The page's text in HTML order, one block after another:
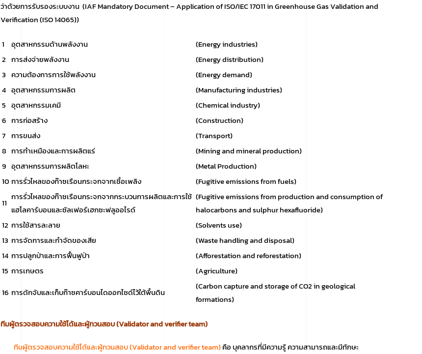
ว่าด้วยการรับรองระบบงาน (IAF Mandatory Document – Application of ISO/IEC 17011 in Greenhouse Gas Validation and
Verification (ISO 14065))
1 อุตสาหกรรมด้านพลังงาน
(Energy industries)
2 การส่งจ่ายพลังงาน
(Energy distribution)
3 ความต้องการการใช้พลังงาน
(Energy demand)
4 อุตสาหกรรมการผลิต
(Manufacturing industries)
5 อุตสาหกรรมเคมี
(Chemical industry)
6 การก่อสร้าง
(Construction)
7 การขนส่ง
(Transport)
8 การทำเหมืองและการผลิตแร่
(Mining and mineral production)
9 อุตสาหกรรมการผลิตโลหะ
(Metal Production)
10การรั่วไหลของก๊าซเรือนกระจกจากเชื้อเพลิง
(Fugitive emissions from fuels)
11
การรั่วไหลของก๊าซเรือนกระจกจากกระบวนการผลิตและการใช้
แฮโลคาร์บอนและซัลเฟอร์เฮกซะฟลูออไรด์
(Fugitive emissions from production and consumption of
halocarbons and sulphur hexafluoride)
12 การใช้สารละลาย
(Solvents use)
13 การจัดการและกำจัดของเสีย
(Waste handling and disposal)
14 การปลูกป่าและการฟื้นฟูป่า
(Afforestation and reforestation)
15 การเกษตร
(Agriculture)
16 การดักจับและเก็บก๊าซคาร์บอนไดออกไซด์ไว้ใต้พื้นดิน
(Carbon capture and storage of CO2 in geological
formations)
ทีมผู้ตรวจสอบความใช้ได้และผู้ทวนสอบ (Validator and verifier team)
ทีมผู้ตรวจสอบความใช้ได้และผู้ทวนสอบ (Validator and verifier team)คือ บุคลากรที่มีความรู้ ความสามารถและมีทักษะ